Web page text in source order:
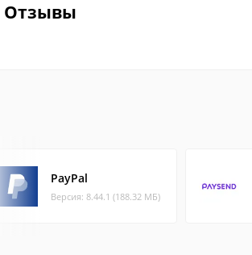
Отзывы
PayPal
Версия: 8.44.1 (188.32 МБ)